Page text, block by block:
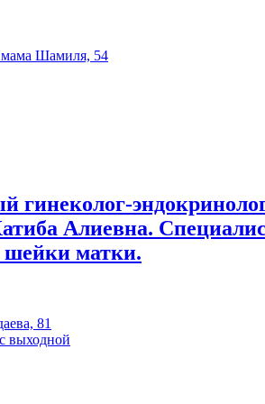
Шамиля, 54
гинеколог-
Алиевна.
шейки матки.
81
выходной